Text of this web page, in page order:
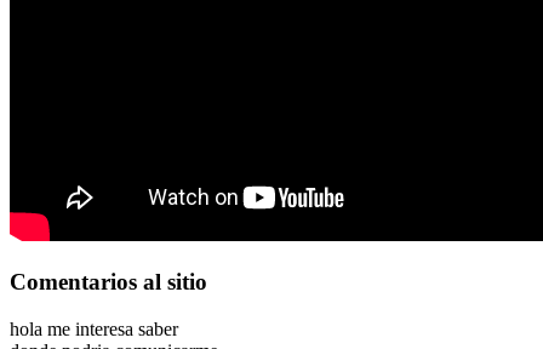
Comentarios al sitio
hola me interesa saber